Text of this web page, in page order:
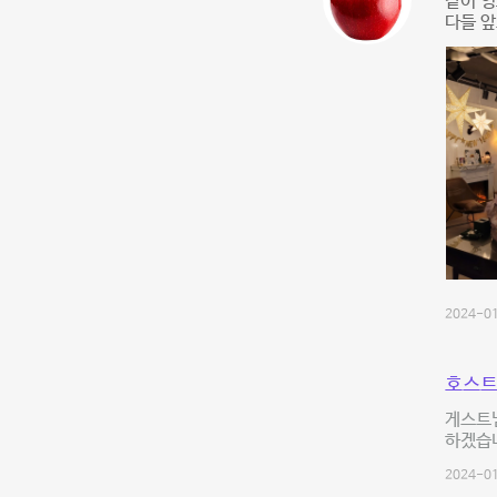
다들
2024-
호스
게스
하겠
2024-